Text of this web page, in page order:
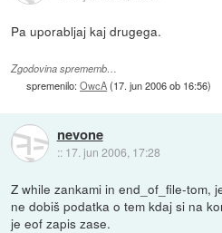
Pa uporabljaj kaj drugega.
Zgodovina sprememb…
spremenilo:OwcA(17. jun 2006 ob 16:56)
nevone
:: 17. jun 2006, 17:28
Z while zankami in end_of_file-tom,
ne dobiš podatka o tem kdaj si na
je eof zapis zase.